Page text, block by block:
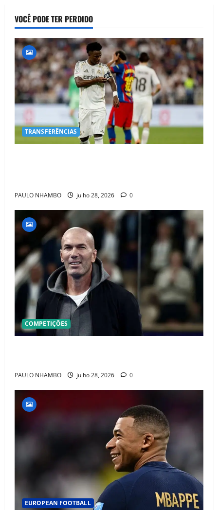
VOCÊ PODE TER PERDIDO
TRANSFERÊNCIAS
PAULO NHAMBO julho 28, 2026 0
COMPETIÇÕES
PAULO NHAMBO julho 28, 2026 0
EUROPEAN FOOTBALL